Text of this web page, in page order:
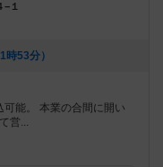
１
53分）
能。 本業の合間に開い
営...